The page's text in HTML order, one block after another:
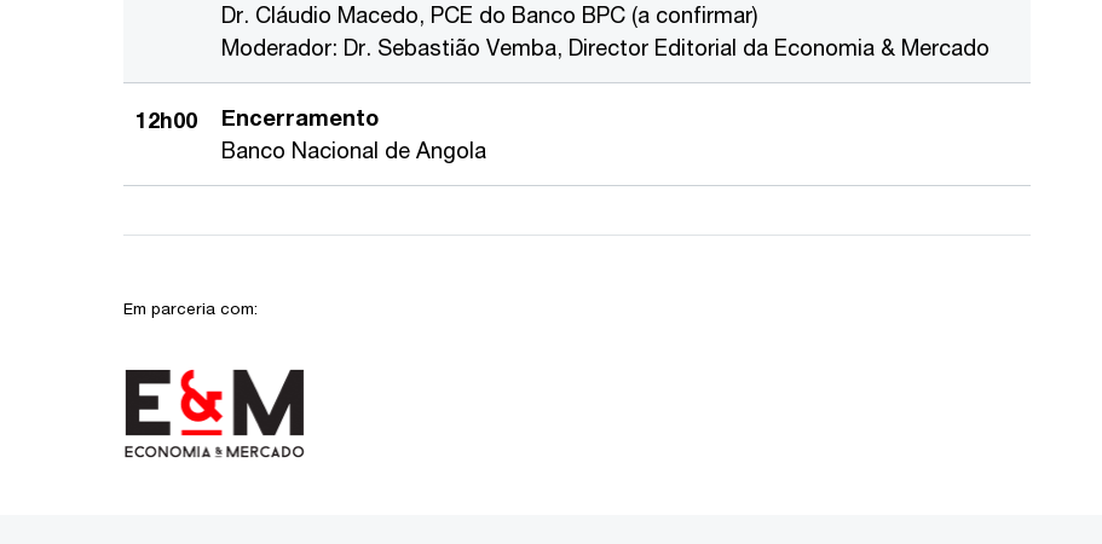
Dr. Cláudio Macedo, PCE do Banco BPC (a confirmar)
Moderador: Dr. Sebastião Vemba, Director Editorial da Economia & Mercado
12h00
Encerramento
Banco Nacional de Angola
Em parceria com: